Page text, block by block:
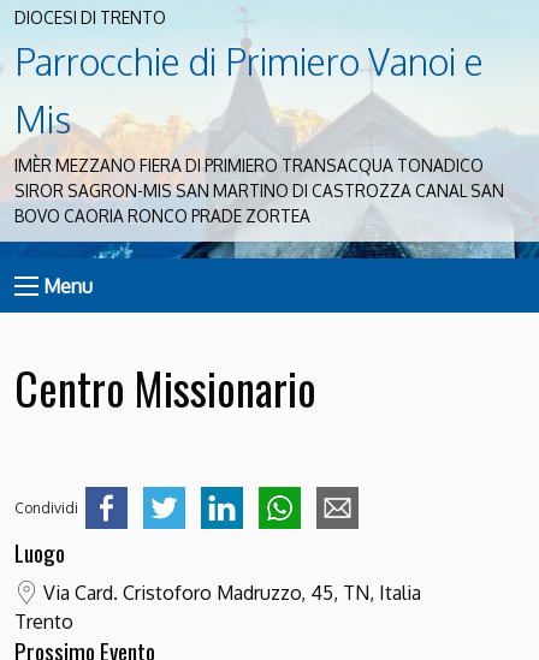
DIOCESI DI TRENTO
Parrocchie di Primiero Vanoi e
Mis
IMÈR MEZZANO FIERA DI PRIMIERO TRANSACQUA TONADICO
SIROR SAGRON-MIS SAN MARTINO DI CASTROZZA CANAL SAN
BOVO CAORIA RONCO PRADE ZORTEA
Menu
Centro Missionario
Condividi
Luogo
Via Card. Cristoforo Madruzzo, 45, TN, Italia
Trento
Prossimo Evento